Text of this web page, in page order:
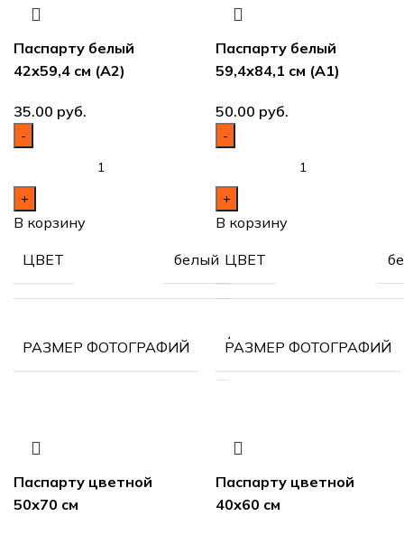
Паспарту белый
42х59,4 см (А2)
руб.
В корзину
ЦВЕТ белый
РАЗМЕР ФОТОГРАФИЙ
42х59,4
см (А2)
Паспарту белый
59,4х84,1 см (А1)
руб.
В корзину
ЦВЕТ
РАЗМЕР ФОТОГРАФИЙ
Паспарту цветной
50х70 см
Паспарту цветной
40х60 см